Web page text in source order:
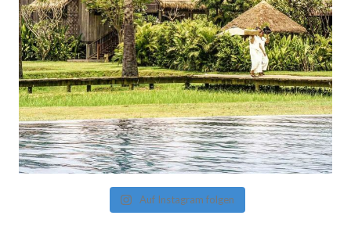
Auf Instagram folgen